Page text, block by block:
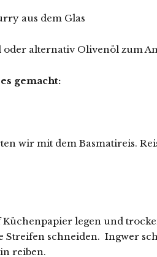
aus dem Glas
oder alternativ Olivenöl zum
gemacht:
wir mit dem Basmatireis.
legen und
Streifen schneiden. Ingwer
reiben.